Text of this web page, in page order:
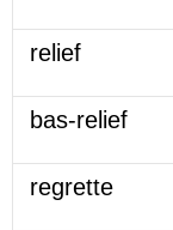
relief
bas-relief
regrette